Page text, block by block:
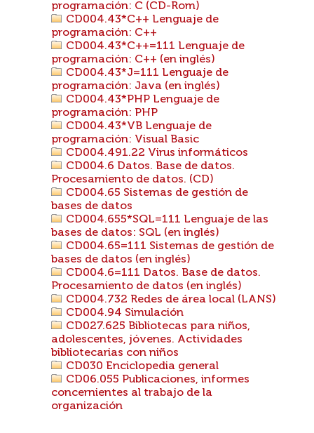
programación: C (CD-Rom)
CD004.43*C++ Lenguaje de
programación: C++
CD004.43*C++=111 Lenguaje de
programación: C++ (en inglés)
CD004.43*J=111 Lenguaje de
programación: Java (en inglés)
CD004.43*PHP Lenguaje de
programación: PHP
CD004.43*VB Lenguaje de
programación: Visual Basic
CD004.491.22 Virus informáticos
CD004.6 Datos. Base de datos.
Procesamiento de datos. (CD)
CD004.65 Sistemas de gestión de
bases de datos
CD004.655*SQL=111 Lenguaje de las
bases de datos: SQL (en inglés)
CD004.65=111 Sistemas de gestión de
bases de datos (en inglés)
CD004.6=111 Datos. Base de datos.
Procesamiento de datos (en inglés)
CD004.732 Redes de área local (LANS)
CD004.94 Simulación
CD027.625 Bibliotecas para niños,
adolescentes, jóvenes. Actividades
bibliotecarias con niños
CD030 Enciclopedia general
CD06.055 Publicaciones, informes
concernientes al trabajo de la
organización